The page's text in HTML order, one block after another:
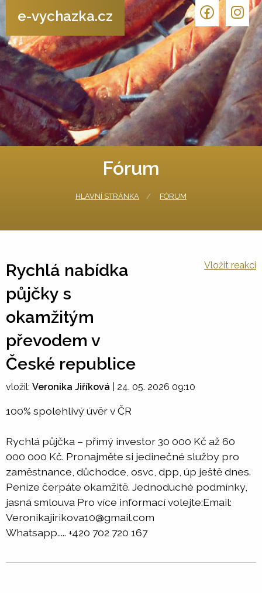
e-vychazka.cz
Fórum
HLAVNÍ STRÁNKA FÓRUM
Rychlá nabídka
půjčky s
okamžitým
převodem v
České republice
Vložit reakci
vložil: Veronika Jiříková 24. 05. 2026 09:10
100% spolehlivý úvěr v ČR
Rychlá půjčka – přímý investor 30 000 Kč až 60
000 000 Kč. Pronajměte si jedinečné služby pro
zaměstnance, důchodce, osvc, dpp, úp ještě dnes.
Peníze čerpáte okamžitě. Jednoduché podmínky,
jasná smlouva Pro více informací volejte:Email:
Veronikajirikova10@gmail.com
Whatsapp..... +420 702 720 167